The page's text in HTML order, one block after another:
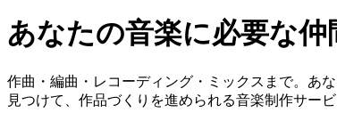
あなたの音楽に必要な仲
作曲・編曲・レコーディング・ミックスまで。あ
見つけて、作品づくりを進められる音楽制作サービ